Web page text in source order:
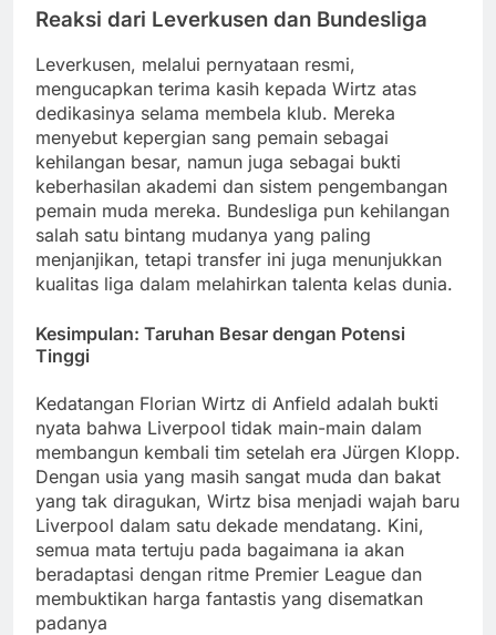
Reaksi dari Leverkusen dan Bundesliga
Leverkusen, melalui pernyataan resmi,
mengucapkan terima kasih kepada Wirtz atas
dedikasinya selama membela klub. Mereka
menyebut kepergian sang pemain sebagai
kehilangan besar, namun juga sebagai bukti
keberhasilan akademi dan sistem pengembangan
pemain muda mereka. Bundesliga pun kehilangan
salah satu bintang mudanya yang paling
menjanjikan, tetapi transfer ini juga menunjukkan
kualitas liga dalam melahirkan talenta kelas dunia.
Kesimpulan: Taruhan Besar dengan Potensi
Tinggi
Kedatangan Florian Wirtz di Anfield adalah bukti
nyata bahwa Liverpool tidak main-main dalam
membangun kembali tim setelah era Jürgen Klopp.
Dengan usia yang masih sangat muda dan bakat
yang tak diragukan, Wirtz bisa menjadi wajah baru
Liverpool dalam satu dekade mendatang. Kini,
semua mata tertuju pada bagaimana ia akan
beradaptasi dengan ritme Premier League dan
membuktikan harga fantastis yang disematkan
padanya